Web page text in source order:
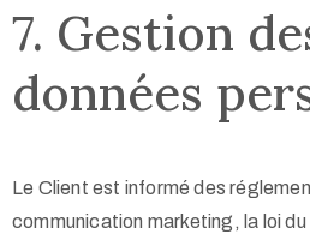
7. Gestion
données
Le Client est informé des
communication marketing, la loi